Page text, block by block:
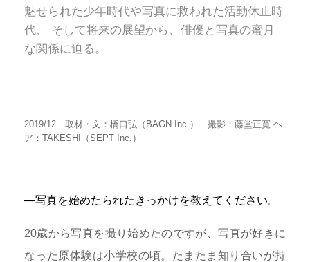
魅せられた少年時代や写真に救われた活動休止時
代、 そして将来の展望から、俳優と写真の蜜月
な関係に迫る。
2019/12 取材・文：橋口弘（BAGN Inc.） 撮影：藤堂正寛 ヘ
ア：TAKESHI（SEPT Inc.）
―写真を始めたられたきっかけを教えてください。
20歳から写真を撮り始めたのですが、写真が好きに
なった原体験は小学校の頃。たまたま知り合いが持